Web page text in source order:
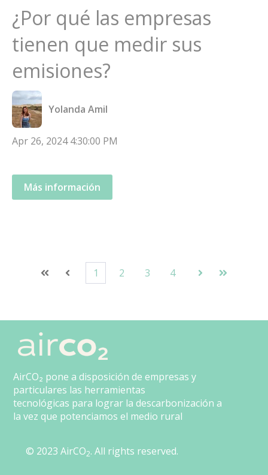
¿Por qué las empresas
tienen que medir sus
emisiones?
Yolanda Amil
Apr 26, 2024 4:30:00 PM
Más información
PrimeraAnterior1 2 3 4 SiguienteÚltima
AirCO₂ pone a disposición de empresas y
particulares las herramientas
tecnológicas para lograr la descarbonización a
la vez que potenciamos el medio rural
© 2023 AirCO2. All rights reserved.